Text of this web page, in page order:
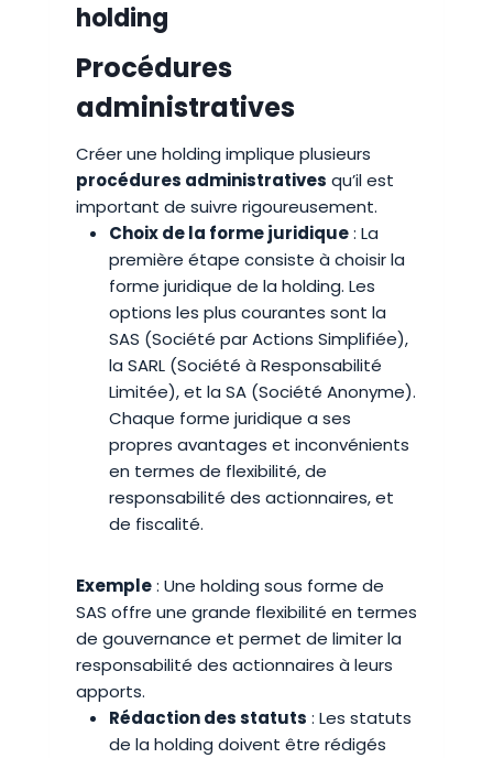
holding
Procédures
administratives
Créer une holding implique plusieurs
procédures administratives qu’il est
important de suivre rigoureusement.
Choix de la forme juridique: La
première étape consiste à choisir la
forme juridique de la holding. Les
options les plus courantes sont la
SAS (Société par Actions Simplifiée),
la SARL (Société à Responsabilité
Limitée), et la SA (Société Anonyme).
Chaque forme juridique a ses
propres avantages et inconvénients
en termes de flexibilité, de
responsabilité des actionnaires, et
de fiscalité.
Exemple: Une holding sous forme de
SAS offre une grande flexibilité en termes
de gouvernance et permet de limiter la
responsabilité des actionnaires à leurs
apports.
Rédaction des statuts : Les statuts
de la holding doivent être rédigés